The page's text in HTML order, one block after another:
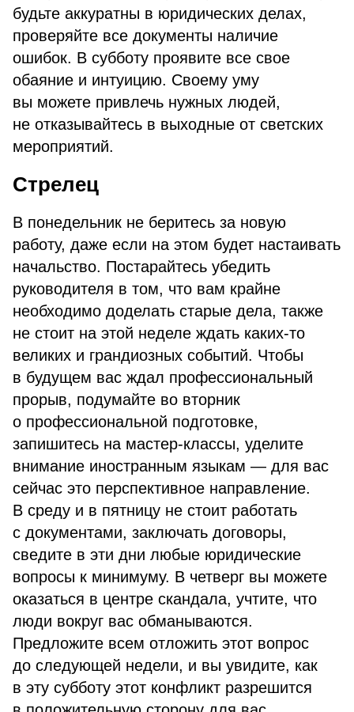
будьте аккуратны в юридических делах,
проверяйте все документы наличие
ошибок. В субботу проявите все свое
обаяние и интуицию. Своему уму
вы можете привлечь нужных людей,
не отказывайтесь в выходные от светских
мероприятий.
Стрелец
В понедельник не беритесь за новую
работу, даже если на этом будет настаивать
начальство. Постарайтесь убедить
руководителя в том, что вам крайне
необходимо доделать старые дела, также
не стоит на этой неделе ждать каких-то
великих и грандиозных событий. Чтобы
в будущем вас ждал профессиональный
прорыв, подумайте во вторник
о профессиональной подготовке,
запишитесь на мастер-классы, уделите
внимание иностранным языкам — для вас
сейчас это перспективное направление.
В среду и в пятницу не стоит работать
с документами, заключать договоры,
сведите в эти дни любые юридические
вопросы к минимуму. В четверг вы можете
оказаться в центре скандала, учтите, что
люди вокруг вас обманываются.
Предложите всем отложить этот вопрос
до следующей недели, и вы увидите, как
в эту субботу этот конфликт разрешится